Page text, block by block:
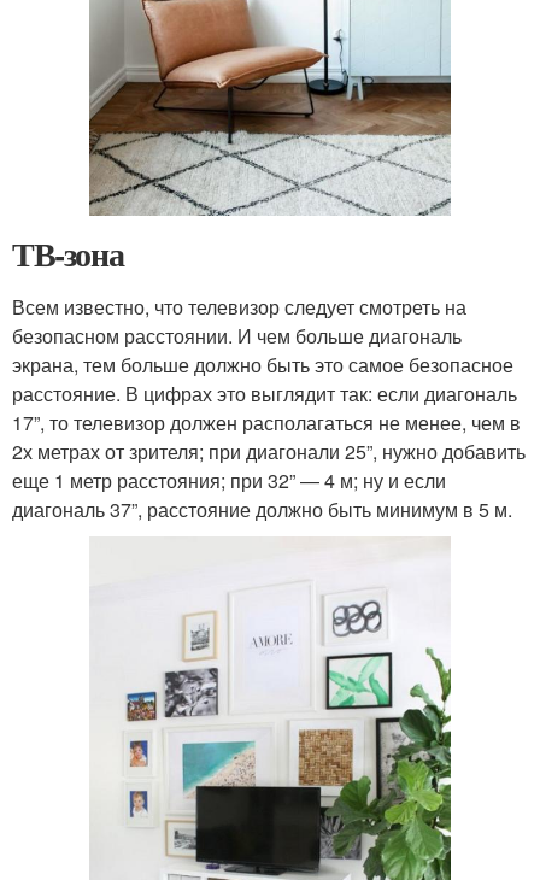
ТВ-зона
Всем известно, что телевизор следует смотреть на
безопасном расстоянии. И чем больше диагональ
экрана, тем больше должно быть это самое безопасное
расстояние. В цифрах это выглядит так: если диагональ
17”, то телевизор должен располагаться не менее, чем в
2х метрах от зрителя; при диагонали 25”, нужно добавить
еще 1 метр расстояния; при 32” — 4 м; ну и если
диагональ 37”, расстояние должно быть минимум в 5 м.